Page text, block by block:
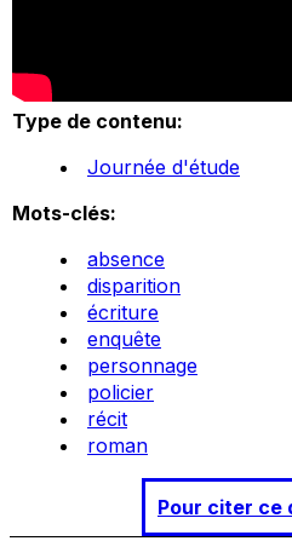
Type de contenu:
Journée d'étude
Mots-clés:
absence
disparition
écriture
enquête
personnage
policier
récit
roman
Pour citer ce